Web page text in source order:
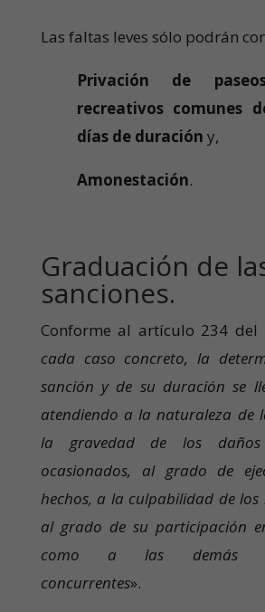
Las faltas leves sólo podrán
Privación de
recreativos comunes
días de duración y,
Amonestación.
Graduación de
sanciones.
Conforme al artículo 234 del
cada caso concreto, la
sanción y de su duración se
atendiendo a la naturaleza de
la gravedad de los
ocasionados, al grado de
hechos, a la culpabilidad de los
al grado de su participación
como a las demás
concurrentes».